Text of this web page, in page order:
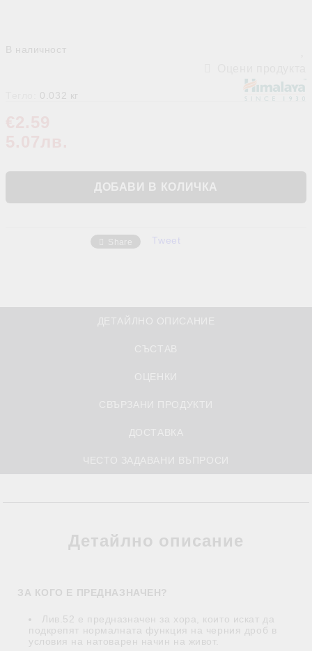
В наличност
0.032 кг
Share Tweet
Детайлно описание
ЗА КОГО Е ПРЕДНАЗНАЧЕН?
Лив.52 е предназначен за хора, които искат да
подкрепят нормалната функция на черния дроб в
условия на натоварен начин на живот.